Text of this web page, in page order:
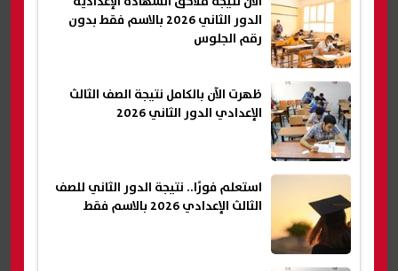
الدور الثاني 2026 بالاسم فقط بدون
رقم الجلوس
ظهرت الآن بالكامل نتيجة الصف الثالث
الإعدادي الدور الثاني 2026
استعلم فورًا.. نتيجة الدور الثاني للصف
الثالث الإعدادي 2026 بالاسم فقط